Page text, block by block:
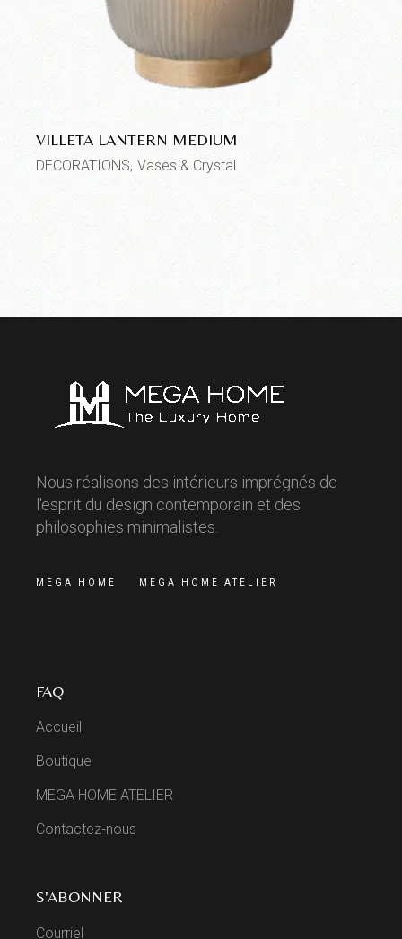
VILLETA LANTERN MEDIUM
DECORATIONS Vases & Crystal
Nous réalisons des intérieurs imprégnés de
l'esprit du design contemporain et des
philosophies minimalistes.
MEGA HOME MEGA HOME ATELIER
FAQ
Accueil
Boutique
MEGA HOME ATELIER
Contactez-nous
S'ABONNER